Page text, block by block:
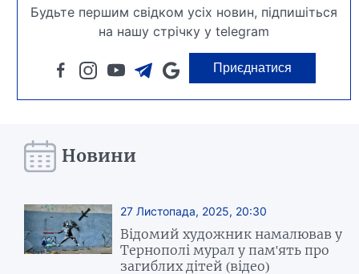
Будьте першим свідком усіх новин, підпишіться
на нашу стрічку у telegram
Приєднатися
Новини
27 Листопада, 2025, 20:30
Відомий художник намалював у
Тернополі мурал у пам'ять про
загиблих дітей (відео)